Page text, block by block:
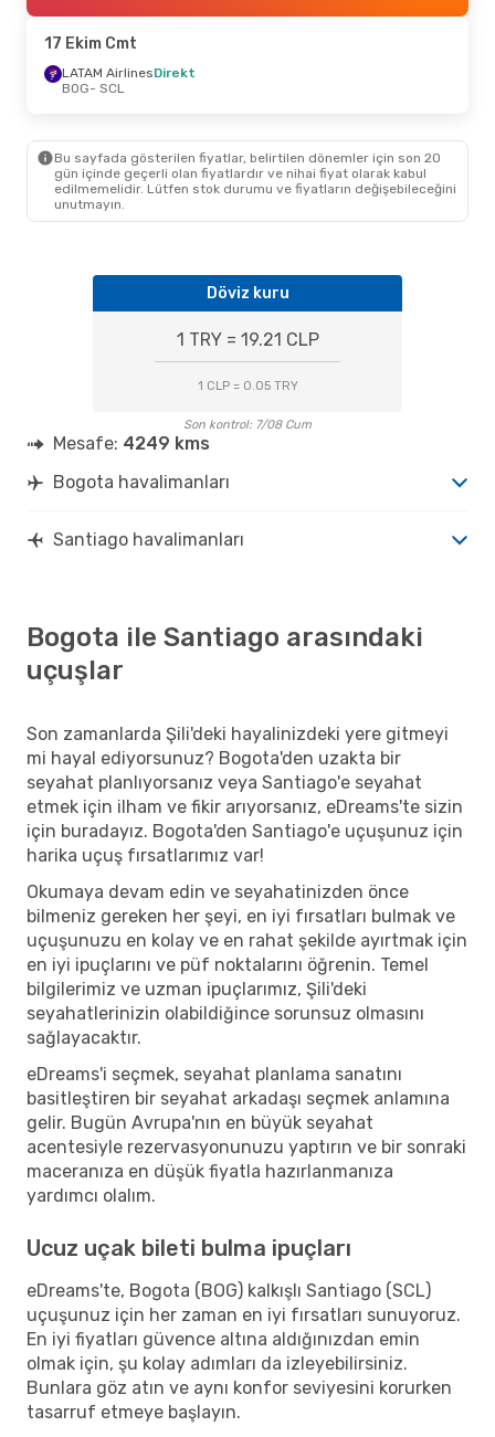
17 Ekim Cmt
LATAM AirlinesDirekt
BOG- SCL
Bu sayfada gösterilen fiyatlar, belirtilen dönemler için son 20
gün içinde geçerli olan fiyatlardır ve nihai fiyat olarak kabul
edilmemelidir. Lütfen stok durumu ve fiyatların değişebileceğini
unutmayın.
Döviz kuru
1 TRY = 19.21 CLP
1 CLP = 0.05 TRY
Son kontrol: 7/08 Cum
Mesafe: 4249 kms
Bogota havalimanları
Santiago havalimanları
Bogota ile Santiago arasındaki
uçuşlar
Son zamanlarda Şili'deki hayalinizdeki yere gitmeyi
mi hayal ediyorsunuz? Bogota'den uzakta bir
seyahat planlıyorsanız veya Santiago'e seyahat
etmek için ilham ve fikir arıyorsanız, eDreams'te sizin
için buradayız. Bogota'den Santiago'e uçuşunuz için
harika uçuş fırsatlarımız var!
Okumaya devam edin ve seyahatinizden önce
bilmeniz gereken her şeyi, en iyi fırsatları bulmak ve
uçuşunuzu en kolay ve en rahat şekilde ayırtmak için
en iyi ipuçlarını ve püf noktalarını öğrenin. Temel
bilgilerimiz ve uzman ipuçlarımız, Şili'deki
seyahatlerinizin olabildiğince sorunsuz olmasını
sağlayacaktır.
eDreams'i seçmek, seyahat planlama sanatını
basitleştiren bir seyahat arkadaşı seçmek anlamına
gelir. Bugün Avrupa'nın en büyük seyahat
acentesiyle rezervasyonunuzu yaptırın ve bir sonraki
maceranıza en düşük fiyatla hazırlanmanıza
yardımcı olalım.
Ucuz uçak bileti bulma ipuçları
eDreams'te, Bogota (BOG) kalkışlı Santiago (SCL)
uçuşunuz için her zaman en iyi fırsatları sunuyoruz.
En iyi fiyatları güvence altına aldığınızdan emin
olmak için, şu kolay adımları da izleyebilirsiniz.
Bunlara göz atın ve aynı konfor seviyesini korurken
tasarruf etmeye başlayın.